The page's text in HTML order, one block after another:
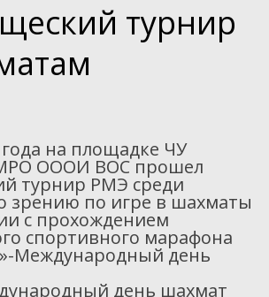
турнир
на площадке ЧУ
ОООИ ВОС прошел
турнир РМЭ среди
зрению по игре в шахматы
с прохождением
спортивного марафона
Международный день
день шахмат